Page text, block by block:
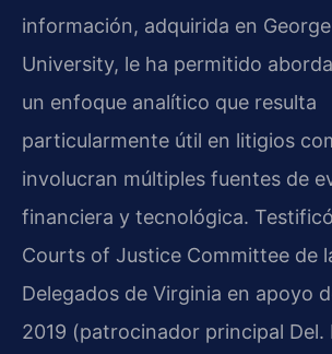
información, adquirida en
University, le ha permitido
un enfoque analítico que resulta
particularmente útil en litigios
involucran múltiples fuentes de
financiera y tecnológica.
Courts of Justice Committee de
Delegados de Virginia en apoyo
2019 (patrocinador principal Del.